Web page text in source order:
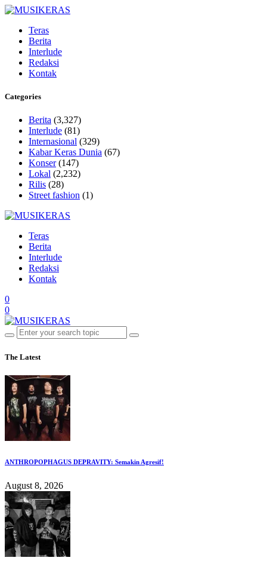
Teras
Berita
Interlude
Redaksi
Kontak
Categories
Berita (3,327)
Interlude (81)
Internasional (329)
Kabar Keras Dunia (67)
Konser(147)
Lokal (2,232)
Rilis (28)
Street fashion (1)
Teras
Berita
Interlude
Redaksi
Kontak
0
0
The Latest
ANTHROPOPHAGUS DEPRAVITY: Semakin Agresif!
August 8, 2026